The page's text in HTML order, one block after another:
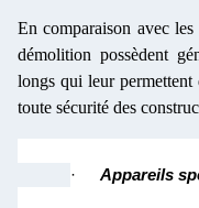
En comparaison avec
démolition possèdent
longs qui leur permettent
toute sécurité des
· Appareils